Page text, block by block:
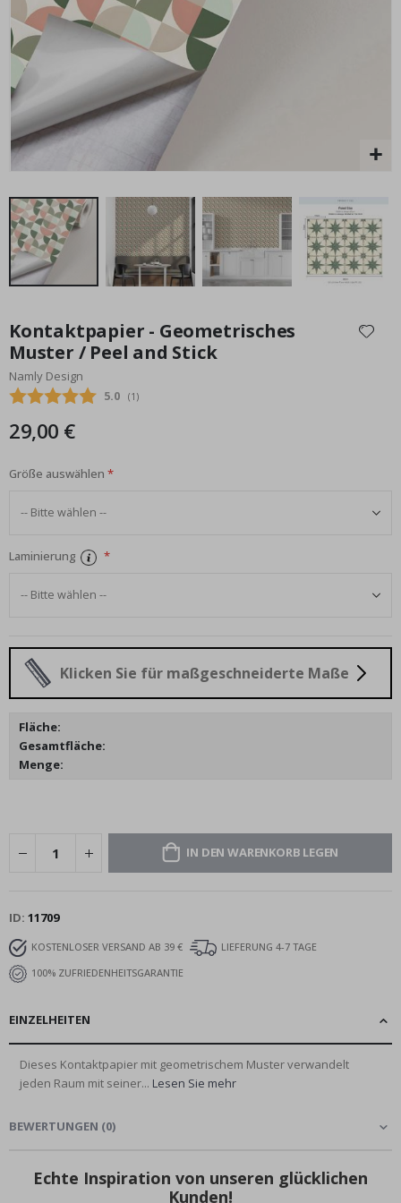
Special
Price
29,00 €
der
Bildgalerie
springen
Kontaktpapier - Geometrisches
Muster / Peel and Stick
Namly Design
Durchschnittliche Bewertung:
5.0 (abgegebene bewertungen:
1 )
29,00 €
Größe auswählen
Laminierung
Klicken Sie für maßgeschneiderte Maße
Fläche:
Gesamtfläche:
Menge:
IN DEN WARENKORB LEGEN
ID 11709
KOSTENLOSER VERSAND AB 39 €
LIEFERUNG 4-7 TAGE
100% ZUFRIEDENHEITSGARANTIE
EINZELHEITEN
Dieses Kontaktpapier mit geometrischem Muster verwandelt
jeden Raum mit seiner... Lesen Sie mehr
BEWERTUNGEN (0)
Echte Inspiration von unseren glücklichen
Kunden!